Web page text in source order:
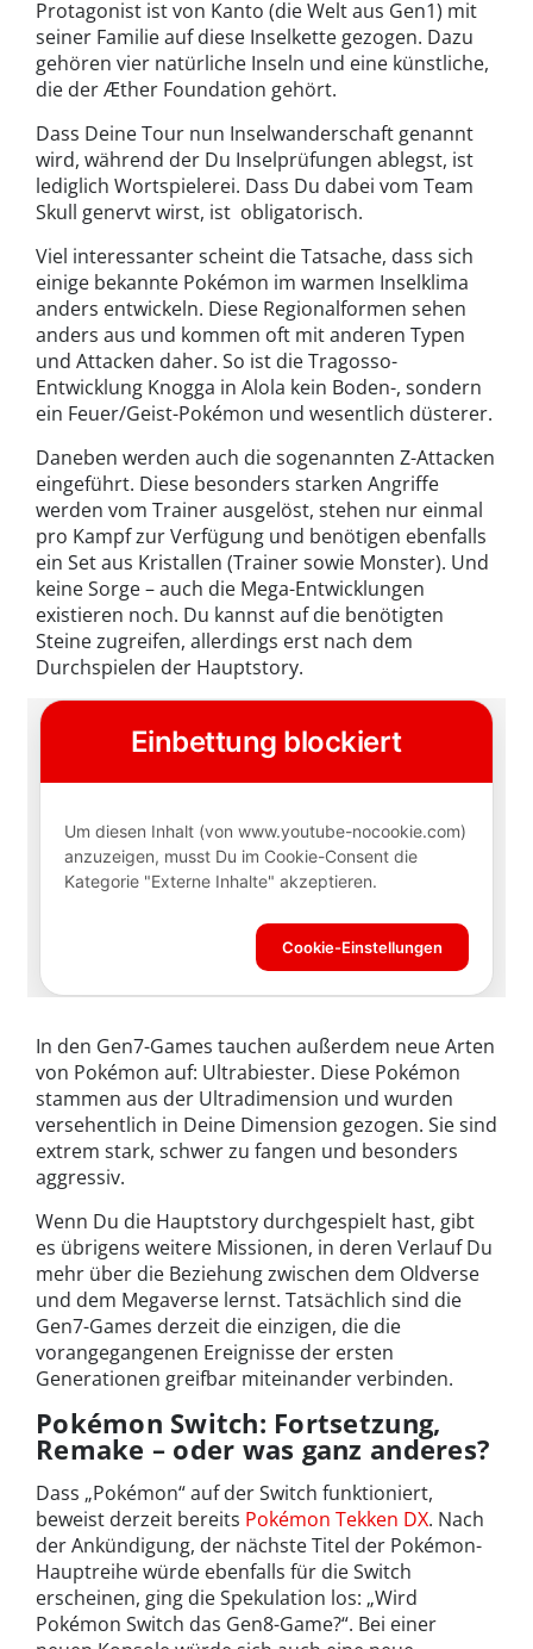
Protagonist ist von Kanto (die Welt aus Gen1) mit
seiner Familie auf diese Inselkette gezogen. Dazu
gehören vier natürliche Inseln und eine künstliche,
die der Æther Foundation gehört.
Dass Deine Tour nun Inselwanderschaft genannt
wird, während der Du Inselprüfungen ablegst, ist
lediglich Wortspielerei. Dass Du dabei vom Team
Skull genervt wirst, ist obligatorisch.
Viel interessanter scheint die Tatsache, dass sich
einige bekannte Pokémon im warmen Inselklima
anders entwickeln. Diese Regionalformen sehen
anders aus und kommen oft mit anderen Typen
und Attacken daher. So ist die Tragosso-
Entwicklung Knogga in Alola kein Boden-, sondern
ein Feuer/Geist-Pokémon und wesentlich düsterer.
Daneben werden auch die sogenannten Z-Attacken
eingeführt. Diese besonders starken Angriffe
werden vom Trainer ausgelöst, stehen nur einmal
pro Kampf zur Verfügung und benötigen ebenfalls
ein Set aus Kristallen (Trainer sowie Monster). Und
keine Sorge – auch die Mega-Entwicklungen
existieren noch. Du kannst auf die benötigten
Steine zugreifen, allerdings erst nach dem
Durchspielen der Hauptstory.
In den Gen7-Games tauchen außerdem neue Arten
von Pokémon auf: Ultrabiester. Diese Pokémon
stammen aus der Ultradimension und wurden
versehentlich in Deine Dimension gezogen. Sie sind
extrem stark, schwer zu fangen und besonders
aggressiv.
Wenn Du die Hauptstory durchgespielt hast, gibt
es übrigens weitere Missionen, in deren Verlauf Du
mehr über die Beziehung zwischen dem Oldverse
und dem Megaverse lernst. Tatsächlich sind die
Gen7-Games derzeit die einzigen, die die
vorangegangenen Ereignisse der ersten
Generationen greifbar miteinander verbinden.
Pokémon Switch: Fortsetzung,
Remake – oder was ganz anderes?
Dass „Pokémon“ auf der Switch funktioniert,
beweist derzeit bereits Pokémon Tekken DX. Nach
der Ankündigung, der nächste Titel der Pokémon-
Hauptreihe würde ebenfalls für die Switch
erscheinen, ging die Spekulation los: „Wird
Pokémon Switch das Gen8-Game?“. Bei einer